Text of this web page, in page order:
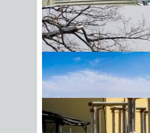
BIick vom Galgenberg auf
Hohenstadt
Ihr Name
Ihre E-Mail-Adresse*
akzeptiere dieDatenschutz­
erklärung